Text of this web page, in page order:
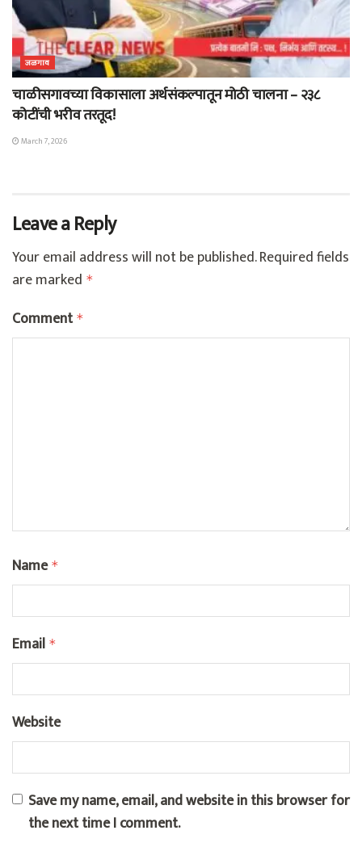
जळगाव
चाळीसगावच्या विकासाला अर्थसंकल्पातून मोठी चालना – २३८
कोटींची भरीव तरतूद!
March 7, 2026
Leave a Reply
Your email address will not be published.Required fields
are marked *
Comment *
Name *
Email *
Website
Save my name, email, and website in this browser for
the next time I comment.